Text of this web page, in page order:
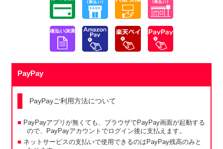
PayPay
PayPayご利用方法について
PayPayアプリが無くても、ブラウザでPayPay画面が起動する
ので、PayPayアカウントでログイン後に支払えます。
ネットサービスの支払いで使用できるのはPayPay残高のみと